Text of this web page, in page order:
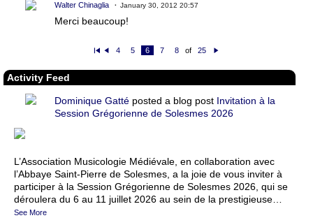
Walter Chinaglia January 30, 2012 20:57
Merci beaucoup!
t
vi
u
4 5 6 7 8 of
25
xt
Activity Feed
Dominique Gatté posted a blog post Invitation à la
Session Grégorienne de Solesmes 2026
L’Association Musicologie Médiévale, en collaboration avec
l’Abbaye Saint-Pierre de Solesmes, a la joie de vous inviter à
participer à la Session Grégorienne de Solesmes 2026, qui se
déroulera du 6 au 11 juillet 2026 au sein de la prestigieuse…
See More